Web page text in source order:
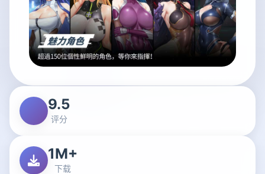
9.5
评分
1M+
下载